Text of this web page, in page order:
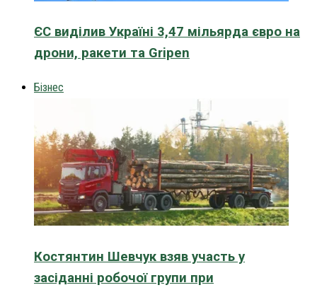
ЄС виділив Україні 3,47 мільярда євро на
дрони, ракети та Gripen
Бізнес
Костянтин Шевчук взяв участь у
засіданні робочої групи при